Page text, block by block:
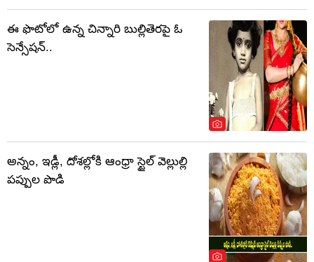
ఈ ఫొటోలో ఉన్న చిన్నారి బుల్లితెరపై ఓ
సెన్సేషన్..
అన్నం, ఇడ్లీ, దోశల్లోకి ఆంధ్రా స్టైల్ వెల్లుల్లి
పప్పుల పొడి